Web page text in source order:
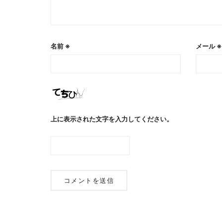
名前 ※ メール※
上に表示された文字を入力してください。